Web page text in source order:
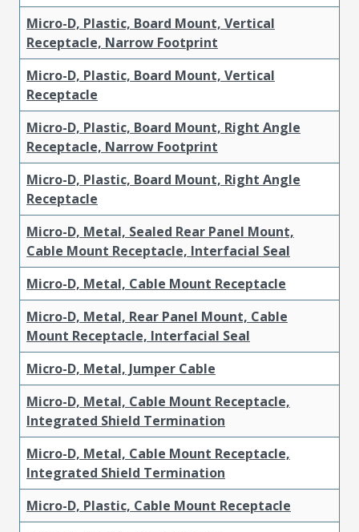
Micro-D, Plastic, Board Mount, Vertical
Receptacle, Narrow Footprint
Micro-D, Plastic, Board Mount, Vertical
Receptacle
Micro-D, Plastic, Board Mount, Right Angle
Receptacle, Narrow Footprint
Micro-D, Plastic, Board Mount, Right Angle
Receptacle
Micro-D, Metal, Sealed Rear Panel Mount,
Cable Mount Receptacle, Interfacial Seal
Micro-D, Metal, Cable Mount Receptacle
Micro-D, Metal, Rear Panel Mount, Cable
Mount Receptacle, Interfacial Seal
Micro-D, Metal, Jumper Cable
Micro-D, Metal, Cable Mount Receptacle,
Integrated Shield Termination
Micro-D, Metal, Cable Mount Receptacle,
Integrated Shield Termination
Micro-D, Plastic, Cable Mount Receptacle